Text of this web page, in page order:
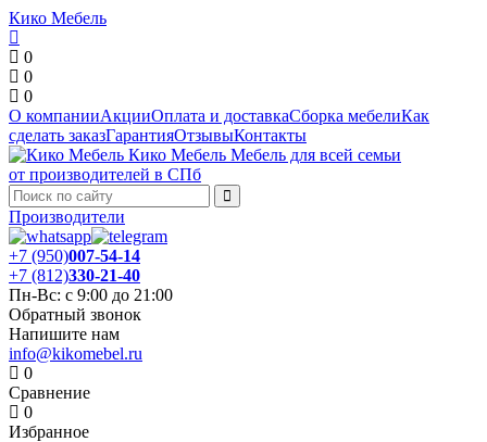
Кико Мебель
0
0
0
О компанииАкцииОплата и доставкаСборка мебелиКак
сделать заказГарантияОтзывыКонтакты
Кико Мебель Мебель для всей семьи
от производителей в СПб
Производители
+7 (950)007-54-14
+7 (812)330-21-40
Пн-Вс: с 9:00 до 21:00
Обратный звонок
Напишите нам
info@kikomebel.ru
0
Сравнение
0
Избранное